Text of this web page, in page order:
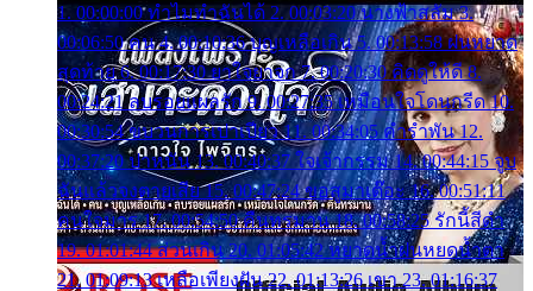
1. 00:00:00 ทำไมทำฉันได้ 2. 00:03:20 นางฟ้าสลัม 3.
00:06:50 คน 4. 00:10:36 บุญเหลือเกิน 5. 00:13:58 ฝนหยาด
สุดท้าย 6. 00:17:30 ยาใจยาจก 7. 00:20:30 คิดดูให้ดี 8.
00:24:21 ลบรอยแผลรัก 9. 00:27:35 เหมือนใจโดนกรีด 10.
00:30:54 ขบวนการเปาเปียว 11. 00:34:05 คำรำพัน 12.
00:37:20 ปาหนัน 13. 00:40:37 ใจเจ้ากรรม 14. 00:44:15 จูบ
ฉันแล้วจงตายเสีย 15. 00:47:24 ขอสูมาเต๊อะ 16. 00:51:11
คนใจมาร 17. 00:54:50 คืนทรมาน 18. 00:58:25 รักนี้สีดำ
19. 01:01:44 ส่วนเกิน 20. 01:05:42 หยาดน้ำฝนหยดน้ำตา
21. 01:09:13 เหลือเพียงฝัน 22. 01:13:26 เขา 23. 01:16:37